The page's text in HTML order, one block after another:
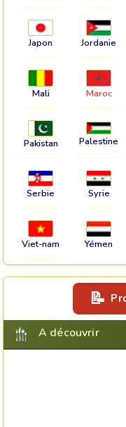
Japon Jordanie
Mali Maroc
Pakistan Palestine
Serbie Syrie
Viet-nam Yémen
A découvrir